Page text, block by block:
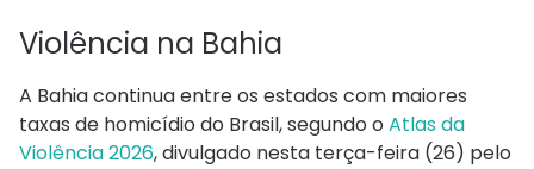
Violência na Bahia
A Bahia continua entre os estados com maiores
taxas de homicídio do Brasil, segundo o Atlas da
Violência 2026, divulgado nesta terça-feira (26) pelo